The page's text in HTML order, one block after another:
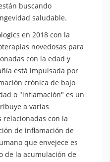
buscando
saludable.
en 2018 con la
novedosas para
con la edad y
está impulsada por
crónica de bajo
o "inflamación" es un
a varias
relacionadas con la
de inflamación de
que envejece es
de la acumulación de